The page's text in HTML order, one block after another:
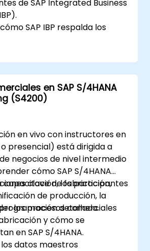
de SAP Integrated Business
SAP IBP respalda los
suministro.
diferentes módulos de SAP
práctica con la
y las herramientas de
en SAP S/4HANA
(S4200)
en vivo con instructores en
presencial) está dirigida a
negocios de nivel intermedio
cómo SAP S/4HANA
clave de fabricación,
de producción, la
detallada.
capacitación, los participantes
los procesos comerciales
y cómo se
en SAP S/4HANA.
datos maestros